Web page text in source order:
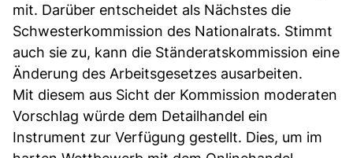
mit. Darüber entscheidet als Nächstes die
Schwesterkommission des Nationalrats. Stimmt
auch sie zu, kann die Ständeratskommission eine
Änderung des Arbeitsgesetzes ausarbeiten.
Mit diesem aus Sicht der Kommission moderaten
Vorschlag würde dem Detailhandel ein
Instrument zur Verfügung gestellt. Dies, um im